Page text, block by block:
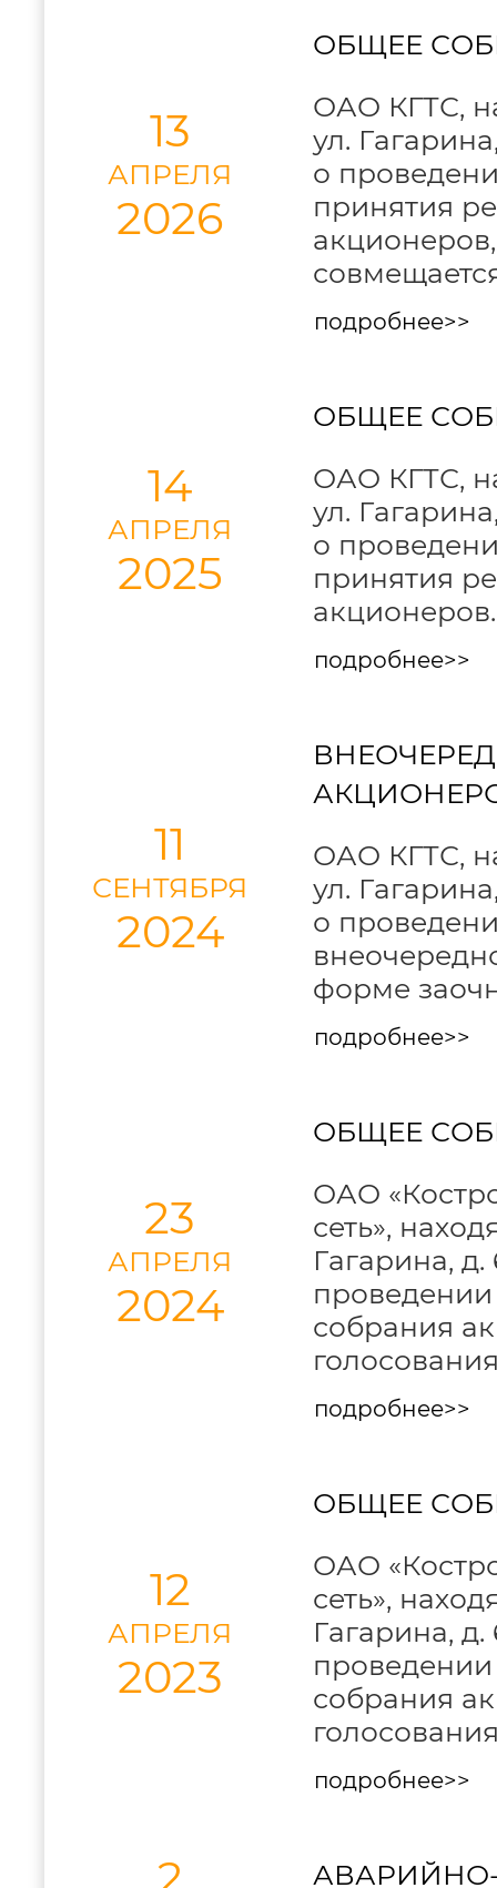
13
АПРЕЛЯ
2026
ОБЩЕЕ
ОАО КГТС,
ул.
о
принятия
подробнее>>
14
АПРЕЛЯ
2025
ОБЩЕЕ
ОАО КГТС,
ул.
о
принятия
акционеров.
подробнее>>
11
СЕНТЯБРЯ
2024
ОАО КГТС,
ул.
о
форме
подробнее>>
23
АПРЕЛЯ
2024
ОБЩЕЕ
ОАО
сеть»,
Гагарина,
проведении
собрания
подробнее>>
12
АПРЕЛЯ
2023
ОБЩЕЕ
ОАО
сеть»,
Гагарина,
проведении
собрания
подробнее>>